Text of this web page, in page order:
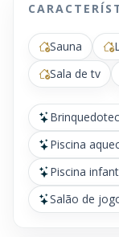
Sauna
Sala de tv
Piscina
Piscina
Salão de